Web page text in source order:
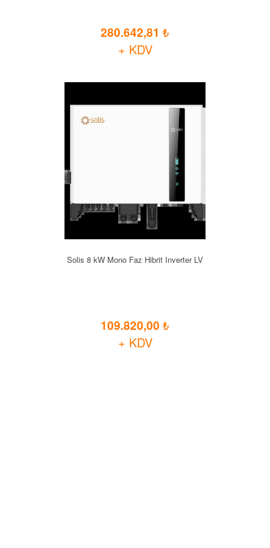
280.642,81
+ KDV
Solis 8 kW Mono Faz Hibrit Inverter LV
109.820,00
+ KDV